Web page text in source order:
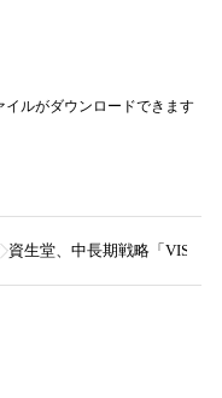
イルがダウンロードできます
資生堂、中長期戦略「VISION